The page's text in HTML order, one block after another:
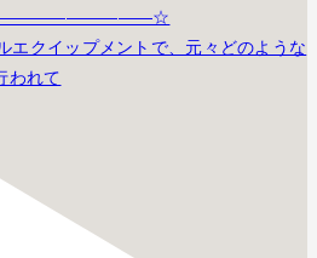
エクイップメントで、元々どのような
われて